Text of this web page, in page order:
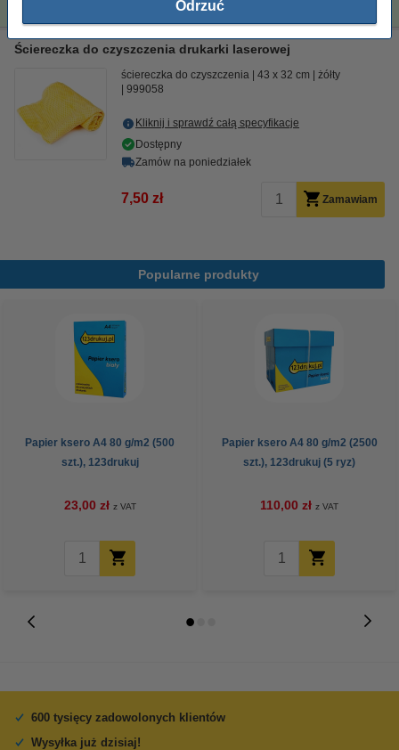
Odrzuć
Ściereczka do czyszczenia drukarki laserowej
ściereczka do czyszczenia 43 x 32 cm
żółty
999058
Kliknij i sprawdź całą specyfikacje
Dostępny
Zamów na poniedziałek
7,50 zł Zamawiam
Popularne produkty
Papier ksero A4 80 g/m2 (500
szt.), 123drukuj
23,00 zł z VAT
Papier ksero A4 80 g/m2 (2500
szt.), 123drukuj (5 ryz)
110,00 zł z VAT
600 tysięcy zadowolonych klientów
Wysyłka już dzisiaj!